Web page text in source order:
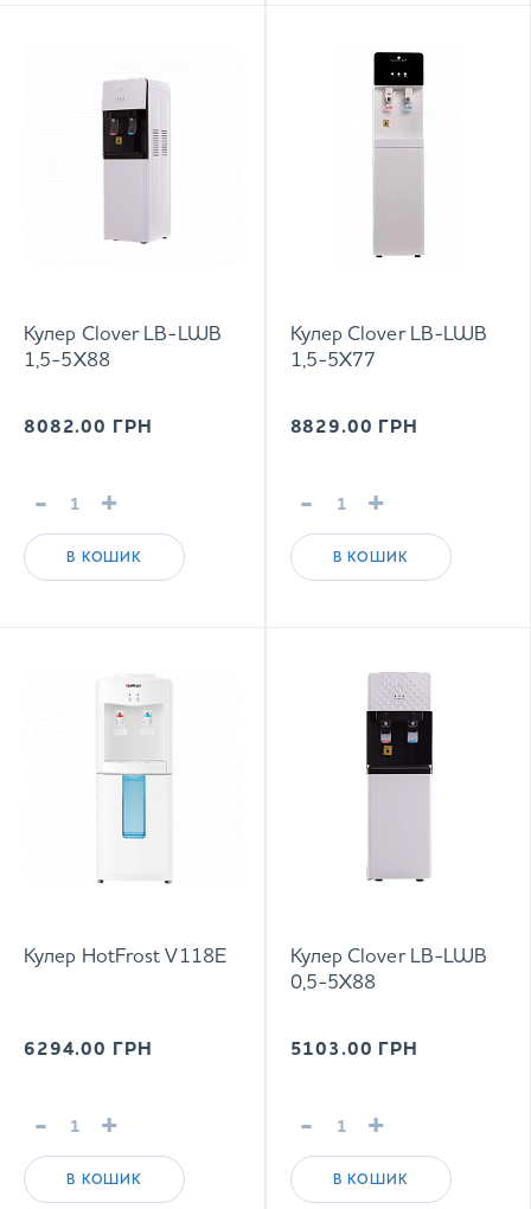
Кулер Clover LB-LWB
1,5-5Х88
8082.00 ГРН
- +
В КОШИК
Кулер Clover LB-LWB
1,5-5Х77
8829.00 ГРН
- +
В КОШИК
Кулер HotFrost V118E
6294.00 ГРН
- +
В КОШИК
Кулер Clover LB-LWB
0,5-5X88
5103.00 ГРН
- +
В КОШИК